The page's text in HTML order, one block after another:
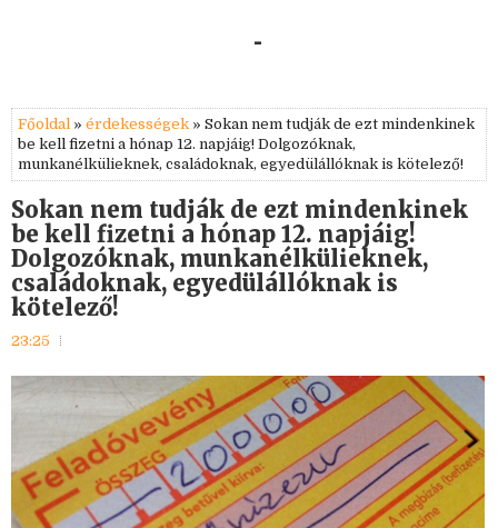
-
Főoldal » érdekességek » Sokan nem tudják de ezt mindenkinek
be kell fizetni a hónap 12. napjáig! Dolgozóknak,
munkanélkülieknek, családoknak, egyedülállóknak is kötelező!
Sokan nem tudják de ezt mindenkinek
be kell fizetni a hónap 12. napjáig!
Dolgozóknak, munkanélkülieknek,
családoknak, egyedülállóknak is
kötelező!
23:25